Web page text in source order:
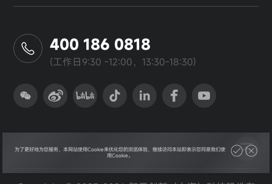
为了更好地为您服务，本网站使用Cookie来优化您的浏览体验，继续访问本站即表示您同意我们使
用Cookie。
400 186 0818
(工作日9:30 -12:00，13:30-18:30)